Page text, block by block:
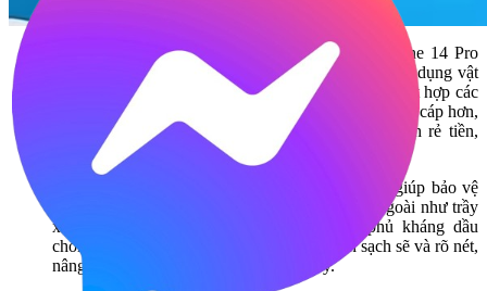
Chất lượng và độ bền vượt trội:
Mặt kính iPhone 14 Pro
Max được sản xuất theo tiêu chuẩn nghiêm ngặt, sử dụng vật
liệu cao cấp như Ceramic Shield. Công nghệ này kết hợp các
tinh thể gốm nano vào kính, tạo nên lớp bảo vệ cứng cáp hơn,
giúp bảo vệ màn hình tốt hơn so với các loại kính rẻ tiền,
thường dùng trong sửa chữa giá rẻ.
Mặt kính chất lượng giúp bảo vệ
màn hình khỏi các tác động từ môi trường bên ngoài như trầy
xước, va đập và chịu lực mạnh mẽ. Lớp phủ kháng dầu
chống in dấu vân tay giữ cho màn hình luôn sạch sẽ và rõ nét,
nâng cao trải nghiệm sử dụng hàng ngày.